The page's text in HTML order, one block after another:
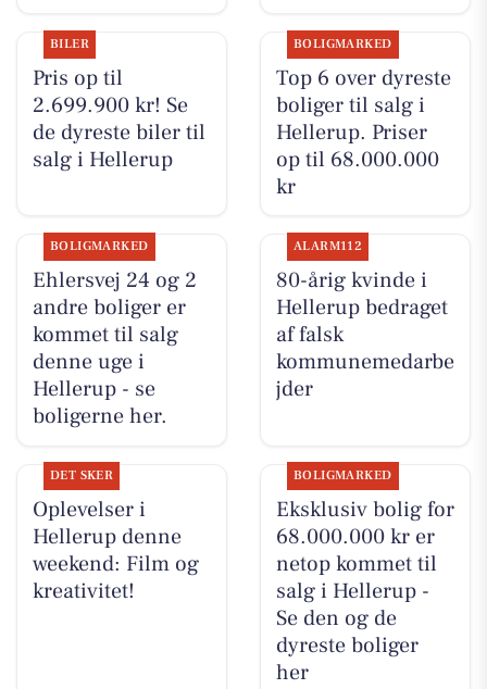
BILER
Pris op til
2.699.900 kr! Se
de dyreste biler til
salg i Hellerup
BOLIGMARKED
Top 6 over dyreste
boliger til salg i
Hellerup. Priser
op til 68.000.000
kr
BOLIGMARKED
Ehlersvej 24 og 2
andre boliger er
kommet til salg
denne uge i
Hellerup - se
boligerne her.
ALARM112
80-årig kvinde i
Hellerup bedraget
af falsk
kommunemedarbe
jder
DET SKER
Oplevelser i
Hellerup denne
weekend: Film og
kreativitet!
BOLIGMARKED
Eksklusiv bolig for
68.000.000 kr er
netop kommet til
salg i Hellerup -
Se den og de
dyreste boliger
her